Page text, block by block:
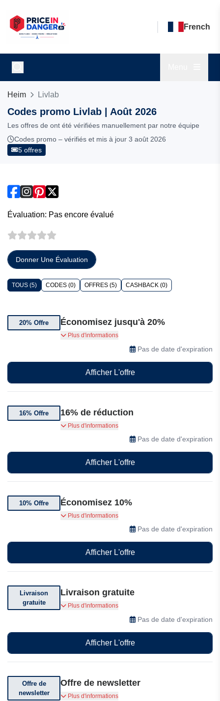
French
Heim Livlab
Codes promo Livlab | Août 2026
Les offres de ont été vérifiées manuellement par notre équipe
Codes promo – vérifiés et mis à jour 3 août 2026
5 offres
Évaluation: Pas encore évalué
Donner Une Évaluation
TOUS (5) CODES (0) OFFRES (5) CASHBACK (0)
20% Offre Économisez jusqu'à 20%
Jusqu'à 20% de réduction sur le HoomBand
Ultimate + 8 histoires supplémentaires gratuites |
Masque de sommeil audio Bluetooth
Plus d'informations
Pas de date d'expiration
Afficher L'offre
16% Offre 16% de réduction
Jusqu'à 16% de réduction sur une sélection de
produits en solde de Livlab
Plus d'informations
Pas de date d'expiration
Afficher L'offre
10% Offre Économisez 10%
Bénéficiez de 10% de réduction sur votre
première commande! Inscrivez-vous à notre
newsletter pour recevoir votre code :
Plus d'informations
Pas de date d'expiration
Afficher L'offre
Livraison
gratuite
Livraison gratuite
Bénéficiez de la livraison gratuite sur les
commandes de plus de 100€ chez Livlab.
Plus d'informations
Pas de date d'expiration
Afficher L'offre
Offre de
newsletter
Offre de newsletter
Inscrivez-vous à la newsletter pour recevoir des
Plus d'informations